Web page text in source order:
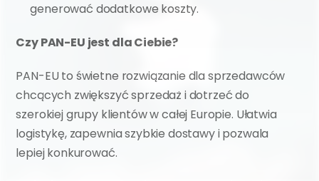
generować dodatkowe koszty.
Czy PAN-EU jest dla Ciebie?
PAN-EU to świetne rozwiązanie dla sprzedawców
chcących zwiększyć sprzedaż i dotrzeć do
szerokiej grupy klientów w całej Europie. Ułatwia
logistykę, zapewnia szybkie dostawy i pozwala
lepiej konkurować.